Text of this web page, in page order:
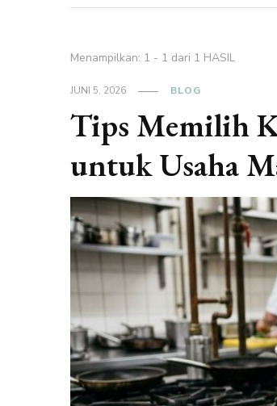
Menampilkan: 1 - 1 dari 1 HASIL
JUNI 5, 2026 BLOG
Tips Memilih
untuk Usaha